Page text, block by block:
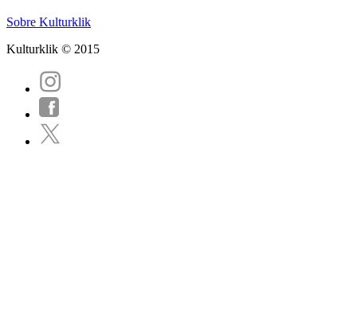
Sobre Kulturklik
Kulturklik © 2015